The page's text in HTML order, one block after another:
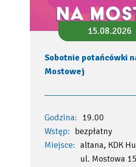
15.08.2026
Sobotnie potańcówki
Mostowej
Godzina: 19.00
Wstęp: bezpłatny
Miejsce: altana, KDK
ul. Mostowa 15